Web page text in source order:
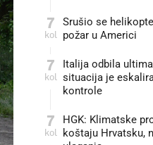
7
kol
Srušio se
požar u Americi
7
kol
Italija odbila
situacija je
kontrole
7
kol
HGK: Klimatske
koštaju Hrvatsku,